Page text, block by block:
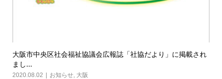
大阪市中央区社会福祉協議会広報誌「社協だより」に掲載され
まし...
2020.08.02 お知らせ, 大阪